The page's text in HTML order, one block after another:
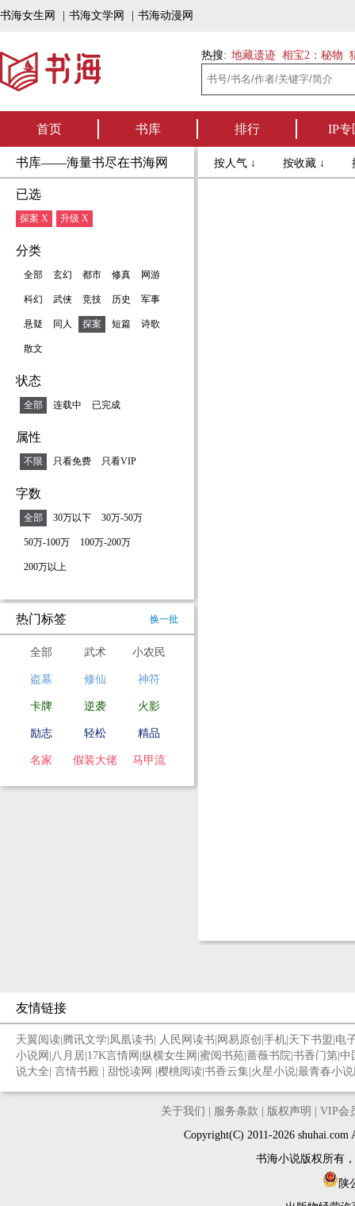
书海女生网 书海文学网 书海动漫网
热搜: 地藏遗迹 相宝2：秘物
首页 书库 排行 IP专
书库——海量书尽在书海网
已选
探案 X 升级 X
分类
全部 玄幻 都市 修真 网游
科幻 武侠 竞技 历史 军事
悬疑 同人 探案 短篇 诗歌
散文
状态
全部 连载中 已完成
属性
不限 只看免费 只看VIP
字数
全部 30万以下 30万-50万
50万-100万 100万-200万
200万以上
热门标签 换一批
全部 武术 小农民
盗墓 修仙 神符
卡牌 逆袭 火影
励志 轻松 精品
名家 假装大佬 马甲流
按人气 ↓ 按收藏 ↓
友情链接
天翼阅读 腾讯文学 凤凰读书 人民网读书 网易原创 手机 天下书盟 电
小说网 八月居 17K言情网 纵横女生网 蜜阅书苑 蔷薇书院 书香门第 中
说大全 言情书殿 甜悦读网 樱桃阅读 书香云集 火星小说 最青春小
关于我们 服务条款 版权声明
VIP会
Copyright(C) 2011-2026
书海小说版权所有
陕